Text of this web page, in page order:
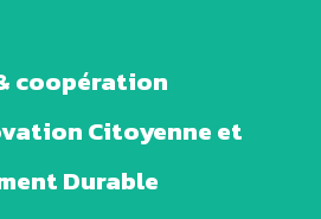
coopération
Citoyenne et
Durable